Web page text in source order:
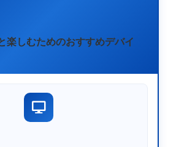
楽しむためのおすすめデバイ